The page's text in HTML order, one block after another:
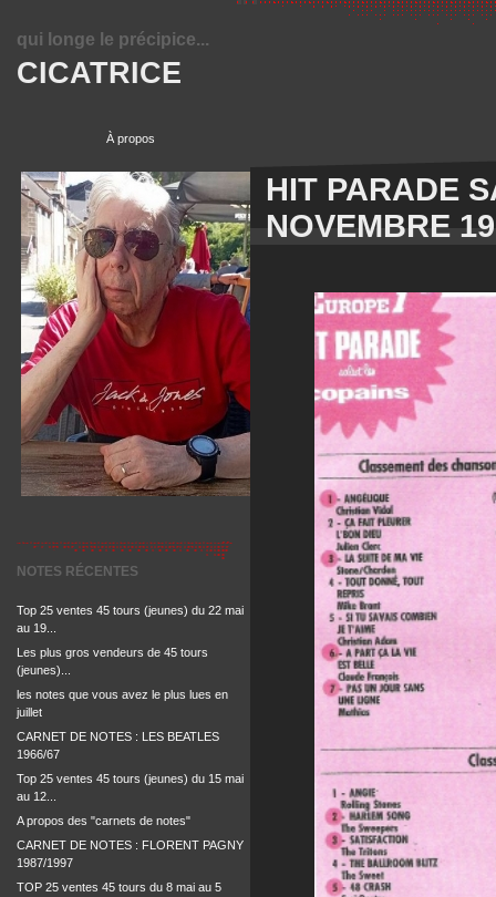
CICATRICE
qui longe le précipice...
À propos
NOTES RÉCENTES
Top 25 ventes 45 tours (jeunes) du 22 mai
au 19...
Les plus gros vendeurs de 45 tours
(jeunes)...
les notes que vous avez le plus lues en
juillet
CARNET DE NOTES : LES BEATLES
1966/67
Top 25 ventes 45 tours (jeunes) du 15 mai
au 12...
A propos des "carnets de notes"
CARNET DE NOTES : FLORENT PAGNY
1987/1997
TOP 25 ventes 45 tours du 8 mai au 5
HIT PARADE
NOVEMBRE